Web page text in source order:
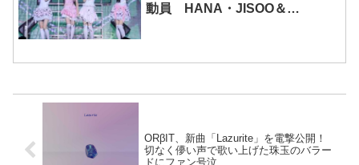
動員 HANA・JISOO＆
ORβIT、新曲「Lazurite」を電撃公開！
切なく儚い声で歌い上げた珠玉のバラー
ドにファン号泣